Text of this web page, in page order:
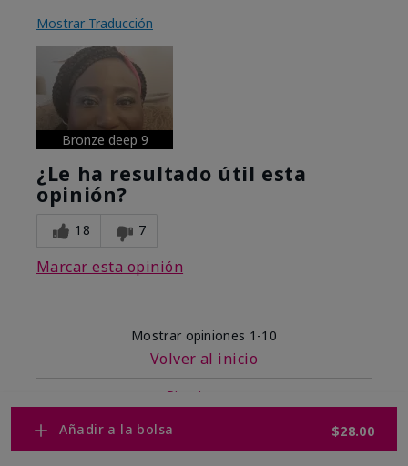
Añadir a la bolsa $28.00
Mostrar Traducción
Bronze deep 9
¿Le ha resultado útil esta
opinión?
18 7
Marcar esta opinión
Mostrar opiniones 1-10
Volver al inicio
Siguiente